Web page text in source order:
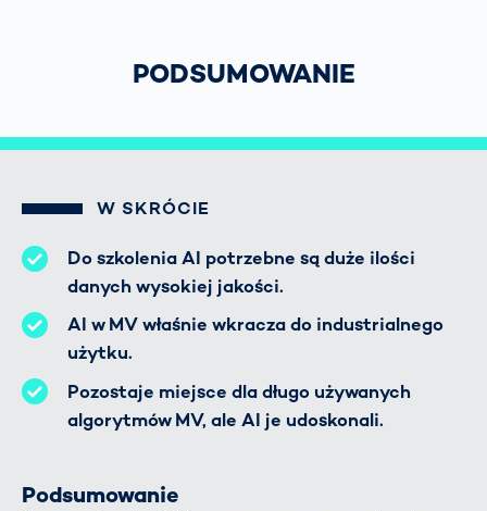
PODSUMOWANIE
W SKRÓCIE
Do szkolenia AI potrzebne są duże ilości
danych wysokiej jakości.
AI w MV właśnie wkracza do industrialnego
użytku.
Pozostaje miejsce dla długo używanych
algorytmów MV, ale AI je udoskonali.
Podsumowanie